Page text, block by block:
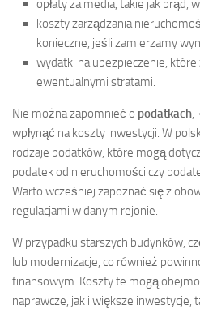
opłaty za media, takie jak prąd,
koszty zarządzania
konieczne, jeśli zamierzamy
wydatki na ubezpieczenie, które
ewentualnymi stratami.
Nie można zapomnieć o podatkach,
wpłynąć na koszty inwestycji. W
rodzaje podatków, które mogą
podatek od nieruchomości czy
Warto wcześniej zapoznać się z
regulacjami w danym rejonie.
W przypadku starszych budynków,
lub modernizacje, co również
finansowym. Koszty te mogą
naprawcze, jak i większe inwestycje,